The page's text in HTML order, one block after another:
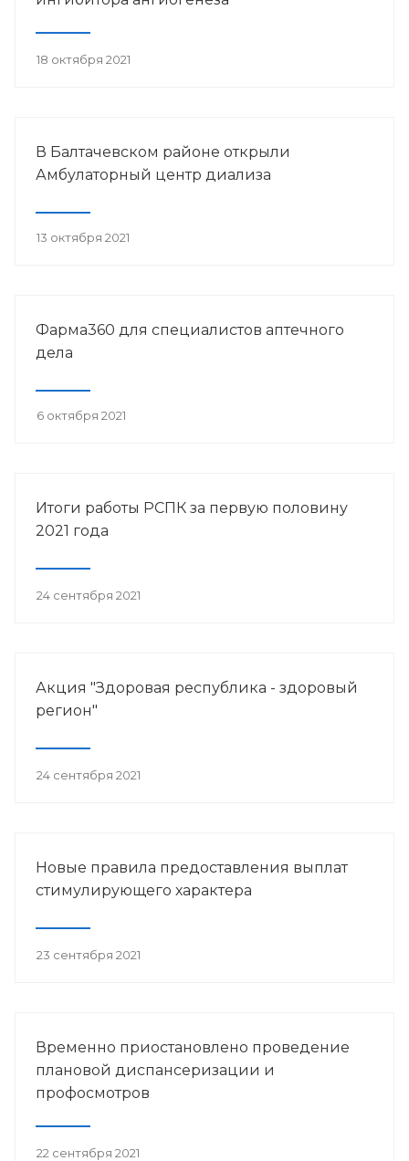
18 октября 2021
В Балтачевском районе открыли
Амбулаторный центр диализа
13 октября 2021
Фарма360 для специалистов аптечного
дела
6 октября 2021
Итоги работы РСПК за первую половину
2021 года
24 сентября 2021
Акция "Здоровая республика - здоровый
регион"
24 сентября 2021
Новые правила предоставления выплат
стимулирующего характера
23 сентября 2021
Временно приостановлено проведение
плановой диспансеризации и
профосмотров
22 сентября 2021